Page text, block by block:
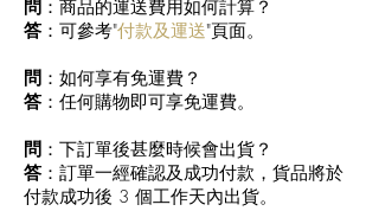
問 ：商品的運送費用如何計算？
答 ：可參考"付款及運送"頁面。
問 ：如何享有免運費？
答 ：任何購物即可享免運費。
問 ：下訂單後甚麼時候會出貨？
答 ：訂單一經確認及成功付款，貨品將於
付款成功後 3 個工作天內出貨。